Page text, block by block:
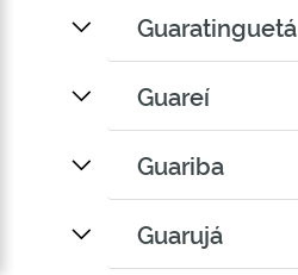
Guaratinguetá
Guareí
Guariba
Guarujá